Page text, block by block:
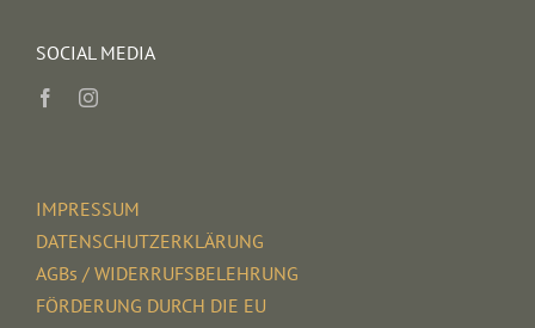
SOCIAL MEDIA
IMPRESSUM
DATENSCHUTZERKLÄRUNG
AGBs / WIDERRUFSBELEHRUNG
FÖRDERUNG DURCH DIE EU